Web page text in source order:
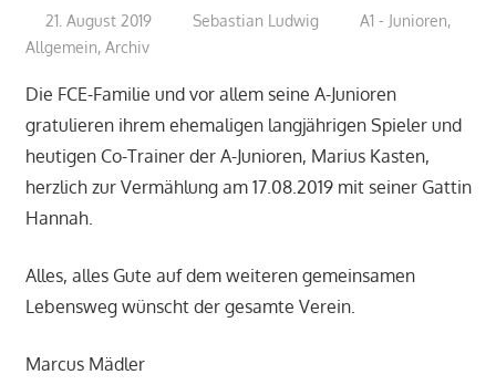
21. August 2019 Sebastian Ludwig A1 - Junioren,
Allgemein, Archiv
Die FCE-Familie und vor allem seine A-Junioren
gratulieren ihrem ehemaligen langjährigen Spieler und
heutigen Co-Trainer der A-Junioren, Marius Kasten,
herzlich zur Vermählung am 17.08.2019 mit seiner Gattin
Hannah.
Alles, alles Gute auf dem weiteren gemeinsamen
Lebensweg wünscht der gesamte Verein.
Marcus Mädler